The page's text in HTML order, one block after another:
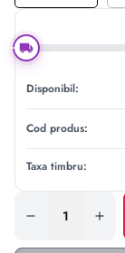
Disponibil:
Cod produs:
Taxa timbru: